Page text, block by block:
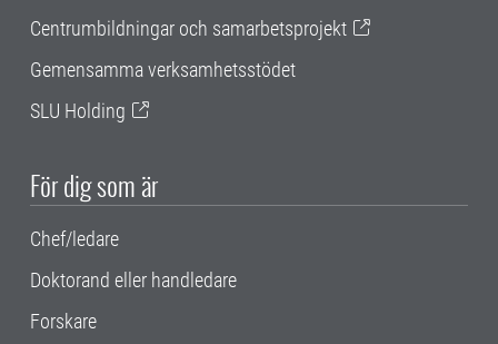
Centrumbildningar och samarbetsprojekt
Gemensamma verksamhetsstödet
SLU Holding
För dig som är
Chef/ledare
Doktorand eller handledare
Forskare